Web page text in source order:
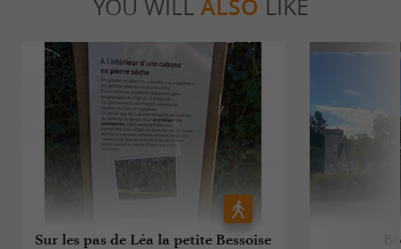
YOU WILL ALSO LIKE
Sur les pas de Léa la petite Bessoise